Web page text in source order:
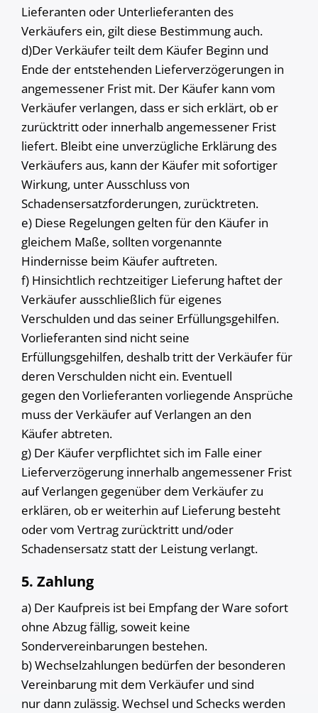
Lieferanten oder Unterlieferanten des
Verkäufers ein, gilt diese Bestimmung auch.
d)Der Verkäufer teilt dem Käufer Beginn und
Ende der entstehenden Lieferverzögerungen in
angemessener Frist mit. Der Käufer kann vom
Verkäufer verlangen, dass er sich erklärt, ob er
zurücktritt oder innerhalb angemessener Frist
liefert. Bleibt eine unverzügliche Erklärung des
Verkäufers aus, kann der Käufer mit sofortiger
Wirkung, unter Ausschluss von
Schadensersatzforderungen, zurücktreten.
e) Diese Regelungen gelten für den Käufer in
gleichem Maße, sollten vorgenannte
Hindernisse beim Käufer auftreten.
f) Hinsichtlich rechtzeitiger Lieferung haftet der
Verkäufer ausschließlich für eigenes
Verschulden und das seiner Erfüllungsgehilfen.
Vorlieferanten sind nicht seine
Erfüllungsgehilfen, deshalb tritt der Verkäufer für
deren Verschulden nicht ein. Eventuell
gegen den Vorlieferanten vorliegende Ansprüche
muss der Verkäufer auf Verlangen an den
Käufer abtreten.
g) Der Käufer verpflichtet sich im Falle einer
Lieferverzögerung innerhalb angemessener Frist
auf Verlangen gegenüber dem Verkäufer zu
erklären, ob er weiterhin auf Lieferung besteht
oder vom Vertrag zurücktritt und/oder
Schadensersatz statt der Leistung verlangt.
5. Zahlung
a) Der Kaufpreis ist bei Empfang der Ware sofort
ohne Abzug fällig, soweit keine
Sondervereinbarungen bestehen.
b) Wechselzahlungen bedürfen der besonderen
Vereinbarung mit dem Verkäufer und sind
nur dann zulässig. Wechsel und Schecks werden